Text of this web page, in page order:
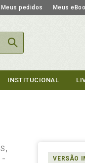
Meus pedidos Meus
INSTITUCIONAL
VERSÃO